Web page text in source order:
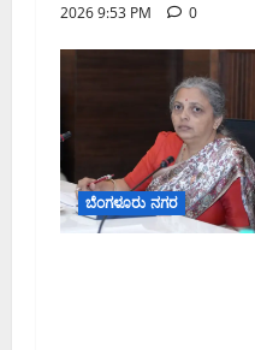
2026 9:53 PM
0
ಬೆಂಗಳೂರು ನಗರ